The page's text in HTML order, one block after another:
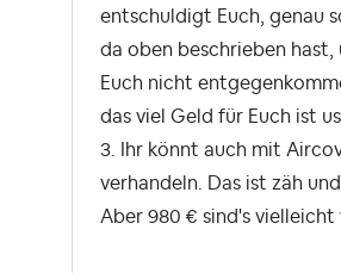
entschuldigt Euch, genau
da oben beschrieben
Euch nicht
das viel Geld für Euch ist
3. Ihr könnt auch mit
verhandeln. Das ist zäh
Aber 980 € sind's vielleicht